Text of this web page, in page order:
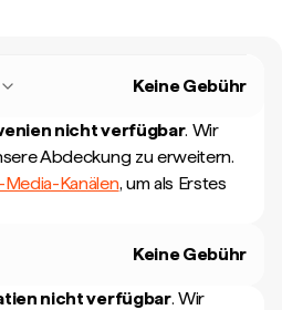
Keine Gebühr
nicht verfügbar. Wir
Abdeckung zu erweitern.
Kanälen, um als Erstes
Keine Gebühr
nicht verfügbar. Wir